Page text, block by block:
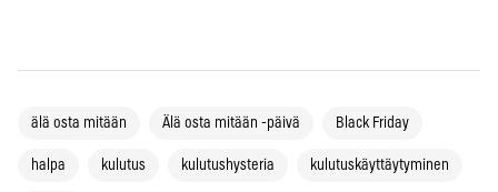
älä osta mitään Älä osta mitään -päivä Black Friday
halpa kulutus kulutushysteria kulutuskäyttäytyminen